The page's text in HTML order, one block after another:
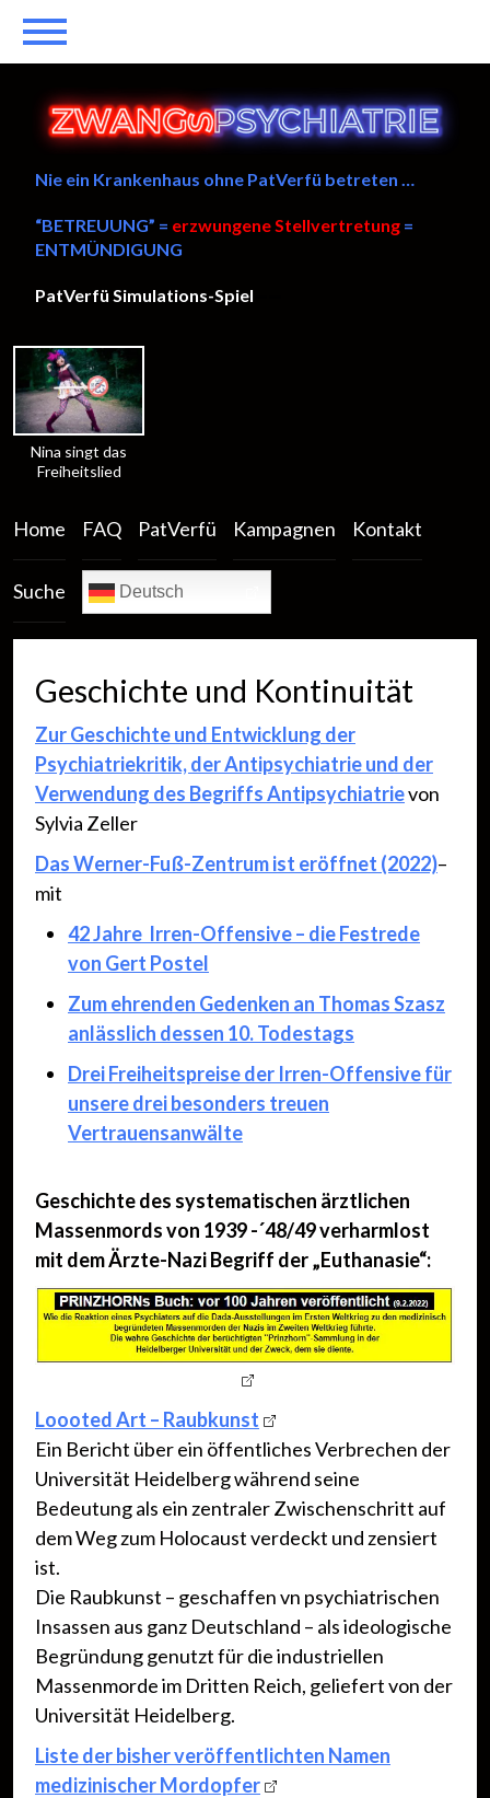
Nina singt das
Freiheitslied
Nie ein Krankenhaus ohne PatVerfü betreten …
“BETREUUNG” = erzwungene Stellvertretung =
ENTMÜNDIGUNG
PatVerfü Simulations-Spiel
Home FAQ PatVerfü Kampagnen Kontakt
Suche Deutsch
Geschichte und Kontinuität
Zur Geschichte und Entwicklung der
Psychiatriekritik, der Antipsychiatrie und der
Verwendung des Begriffs Antipsychiatrievon
Sylvia Zeller
Das Werner-Fuß-Zentrum ist eröffnet (2022)–
mit
42 Jahre Irren-Offensive – die Festrede
von Gert Postel
Zum ehrenden Gedenken an Thomas Szasz
anlässlich dessen 10. Todestags
Drei Freiheitspreise der Irren-Offensive für
unsere drei besonders treuen
Vertrauensanwälte
Geschichte des systematischen ärztlichen
Massenmords von 1939 -´48/49 verharmlost
mit dem Ärzte-Nazi Begriff der „Euthanasie“:
Loooted Art – Raubkunst
Ein Bericht über ein öffentliches Verbrechen der
Universität Heidelberg während seine
Bedeutung als ein zentraler Zwischenschritt auf
dem Weg zum Holocaust verdeckt und zensiert
ist.
Die Raubkunst – geschaffen vn psychiatrischen
Insassen aus ganz Deutschland – als ideologische
Begründung genutzt für die industriellen
Massenmorde im Dritten Reich, geliefert von der
Universität Heidelberg.
Liste der bisher veröffentlichten Namen
medizinischer Mordopfer